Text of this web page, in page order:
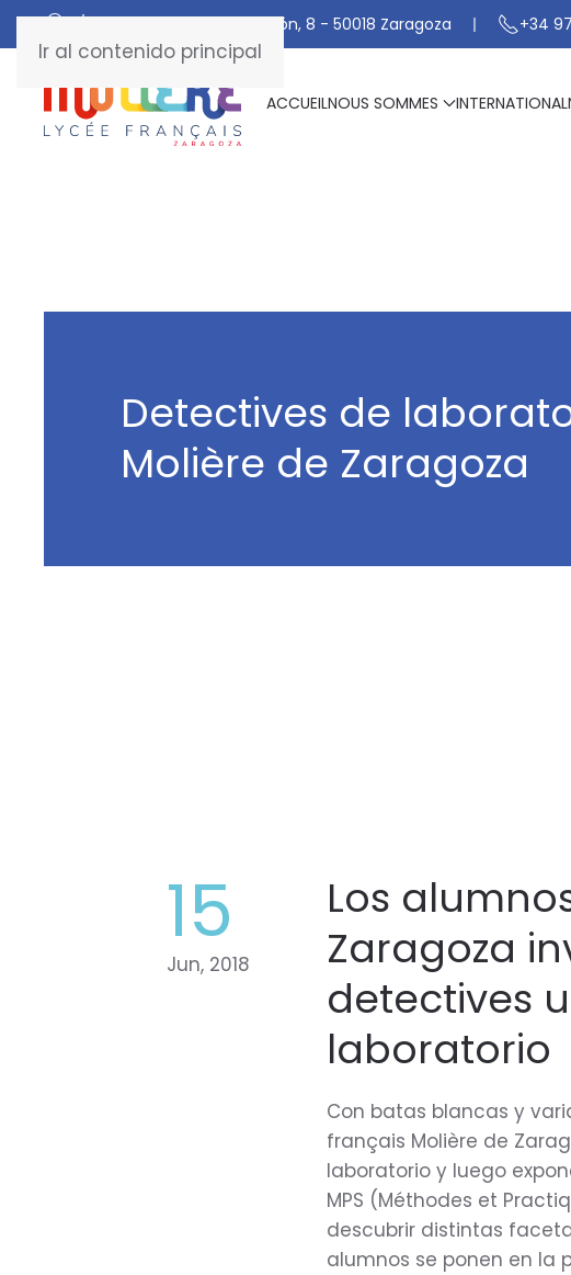
Ir al contenido principal
C/ De Manuel Marraco Ramón, 8 - 50018 Zaragoza +34
ACCUEILNOUS SOMMES INTERNATIONAL
Detectives de
Molière de Zaragoza
15
Jun, 2018
Los
Zaragoza
detectives
laboratorio
Con batas blancas y
français Molière de
laboratorio y luego
MPS (Méthodes et
descubrir distintas
alumnos se ponen en la